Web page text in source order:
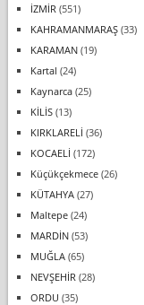
İZMİR (551)
KAHRAMANMARAŞ(33)
KARAMAN(19)
Kartal (24)
Kaynarca(25)
KİLİS(13)
KIRKLARELİ (36)
KOCAELİ (172)
Küçükçekmece(26)
KÜTAHYA(27)
Maltepe(24)
MARDİN(53)
MUĞLA(65)
NEVŞEHİR (28)
ORDU (35)